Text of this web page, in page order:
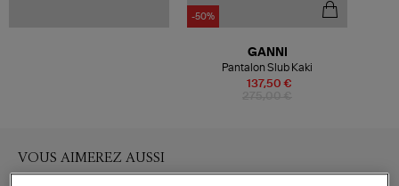
-50%
137,50 €
GANNI
Pantalon Slub Kaki
VOUS AIMEREZ AUSSI